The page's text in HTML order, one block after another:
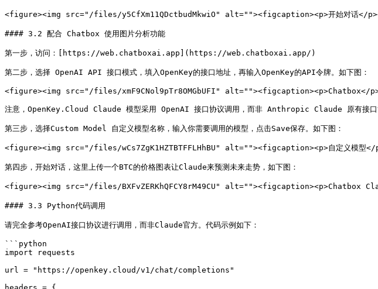
<figure><img src="/files/y5CfXm11QDctbudMkwiO" alt=""><figcaption><p>开始对话
#### 3.2 配合 Chatbox 使用图片分析功能
第一步，访问：[https://web.chatboxai.app](https://web.chatboxai.app/)
第二步，选择 OpenAI API 接口模式，填入OpenKey的接口地址，再输入OpenKey的API令牌。如下图：
<figure><img src="/files/xmF9CNol9pTr8OMGbUFI"
注意，OpenKey.Cloud Claude 模型采用 OpenAI 接口协议调用，而非 Anthropic Claude 原有接口
第三步，选择Custom Model 自定义模型名称，输入你需要调用的模型，点击Save保存。如下图：
<figure><img src="/files/wCs7ZgK1HZTBTFFLHhBU" alt=""><figcaption><p>自定义模
第四步，开始对话，这里上传一个BTC的价格图表让Claude来预测未来走势，如下图：
<figure><img src="/files/BXFvZERKhQFCY8rM49CU" alt=""><figcaption><p>Chatbox
#### 3.3 Python代码调用
请完全参考OpenAI接口协议进行调用，而非Claude官方。代码示例如下：
```python
import requests
url = "https://openkey.cloud/v1/chat/completions"